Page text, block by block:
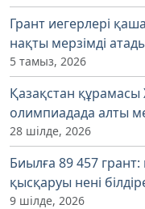
Грант иегерлері
нақты мерзімді
5 тамыз, 2026
Қазақстан
олимпиадада алты
28 шілде, 2026
Биылға 89 457
қысқаруы нені
9 шілде, 2026